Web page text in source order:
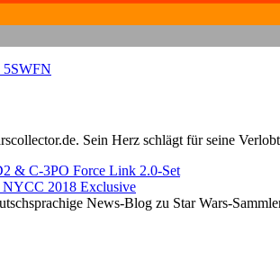
5SWFN
Sein Herz schlägt für seine
& C-3PO Force Link 2.0-Set
NYCC 2018 Exclusive
News-Blog zu Star Wars-